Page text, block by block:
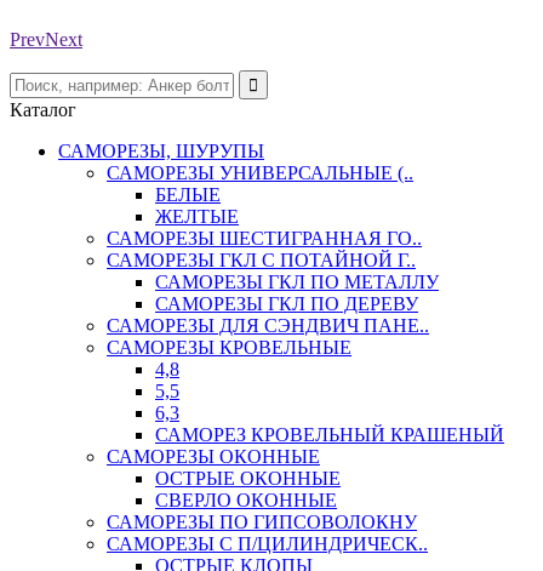
PrevNext
Каталог
САМОРЕЗЫ, ШУРУПЫ
САМОРЕЗЫ УНИВЕРСАЛЬНЫЕ (..
БЕЛЫЕ
ЖЕЛТЫЕ
САМОРЕЗЫ ШЕСТИГРАННАЯ ГО..
САМОРЕЗЫ ГКЛ С ПОТАЙНОЙ Г..
САМОРЕЗЫ ГКЛ ПО МЕТАЛЛУ
САМОРЕЗЫ ГКЛ ПО ДЕРЕВУ
САМОРЕЗЫ ДЛЯ СЭНДВИЧ ПАНЕ..
САМОРЕЗЫ КРОВЕЛЬНЫЕ
4,8
5,5
6,3
САМОРЕЗ КРОВЕЛЬНЫЙ КРАШЕНЫЙ
САМОРЕЗЫ ОКОННЫЕ
ОСТРЫЕ ОКОННЫЕ
СВЕРЛО ОКОННЫЕ
САМОРЕЗЫ ПО ГИПСОВОЛОКНУ
САМОРЕЗЫ С П/ЦИЛИНДРИЧЕСК..
ОСТРЫЕ КЛОПЫ